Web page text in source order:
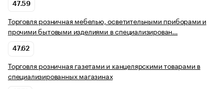
47.59
Торговля розничная мебелью, осветительными приборами и
прочими бытовыми изделиями в специализирован…
47.62
Торговля розничная газетами и канцелярскими товарами в
специализированных магазинах